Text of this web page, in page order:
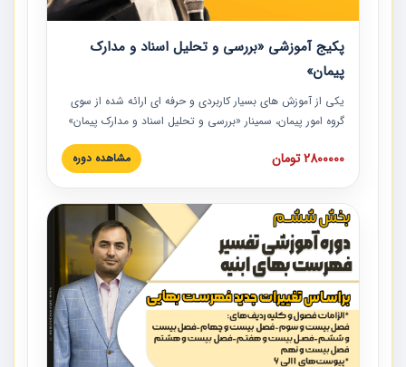
پکیج آموزشی «بررسی و تحلیل اسناد و مدارک
پیمان»
یکی از آموزش‏‏‏‏‏‏ های بسیار کاربردی و حرفه‏ ای ارائه شده از سوی
گروه امور پیمان، سمینار «بررسی و تحلیل اسناد و مدارک پیمان»
است که در دانشگاه صنعتی شریف ارائه شد. در این آموزش
نکات کلیدی مربوط به اسناد و مدارک پیمان، اولویت بندی اسناد
پیمان به همراه تجربیات عملی در این خصوص ارائه شده است.
2800000 تومان مشاهده دوره